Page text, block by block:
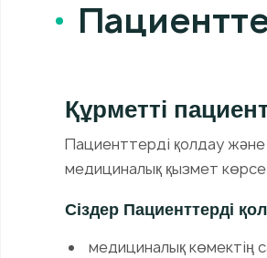
Құрметті
Пациенттерді қолдау және
медициналық қызмет
Сіздер Пациенттерді
медициналық көмектің